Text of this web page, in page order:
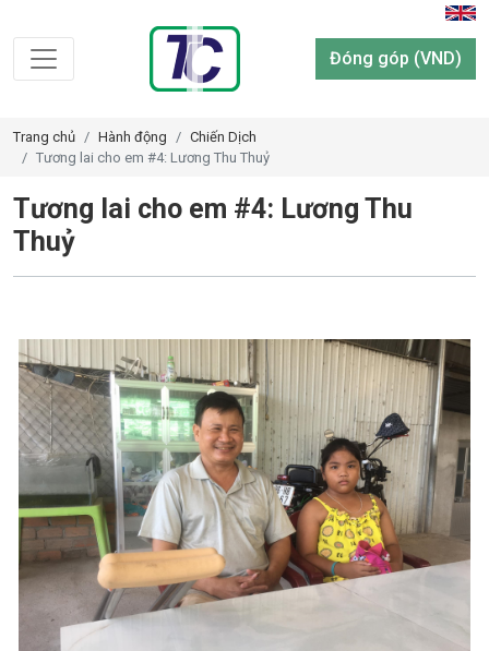
Đóng góp (VND)
Trang chủ Hành động
Chiến Dịch
Tương lai cho em #4: Lương Thu Thuỷ
Tương lai cho em #4: Lương Thu
Thuỷ